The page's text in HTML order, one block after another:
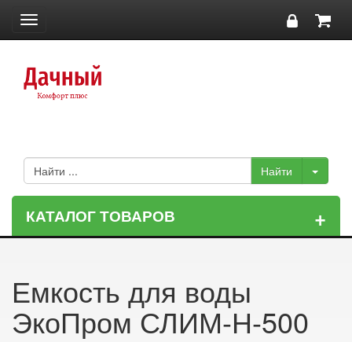
Toggle
navigation
КАТАЛОГ ТОВАРОВ +
Емкость для воды
ЭкоПром СЛИМ-Н-500